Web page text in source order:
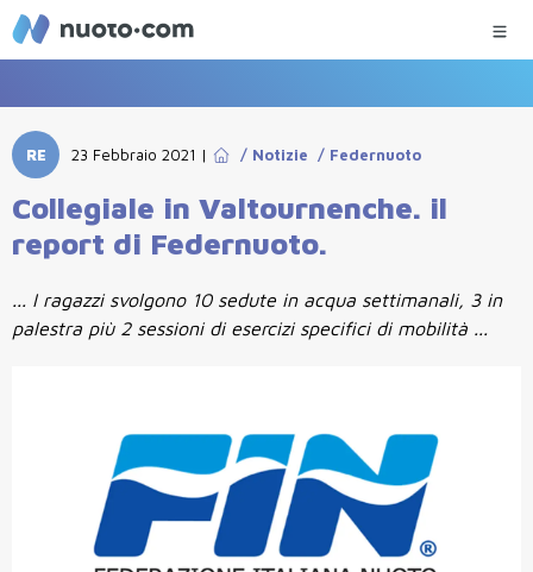
RE 23 Febbraio 2021 | / Notizie / Federnuoto
Collegiale in Valtournenche. il
report di Federnuoto.
... I ragazzi svolgono 10 sedute in acqua settimanali, 3 in
palestra più 2 sessioni di esercizi specifici di mobilità ...